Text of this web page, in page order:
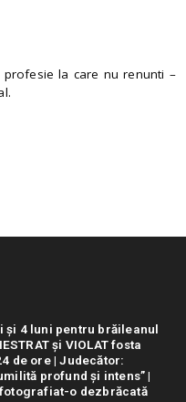
la care nu renunti –
și 4 luni pentru brăileanul
și VIOLAT fosta
de ore | Judecător:
profund și intens” |
o dezbrăcată